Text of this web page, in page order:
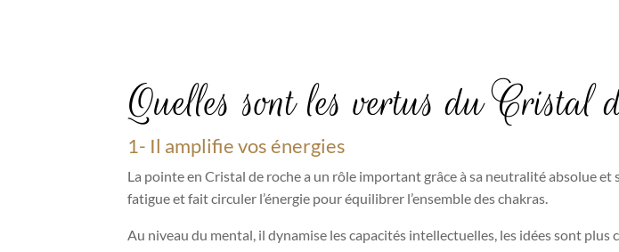
Quelles sont les vertus du Cristal
1- Il amplifie vos énergies
La pointe en Cristal de roche a un rôle important grâce à sa neutralité absolue et
fatigue et fait circuler l’énergie pour équilibrer l’ensemble des chakras.
Au niveau du mental, il dynamise les capacités intellectuelles, les idées sont plus